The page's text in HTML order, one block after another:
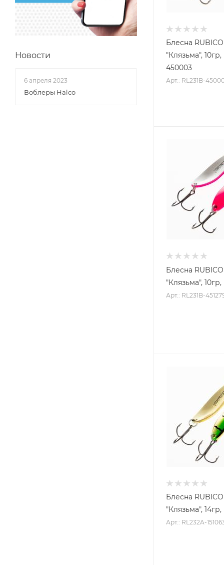
Блесна
"Клязьма",
450003
Арт.: RL231B-
Блесна
"Клязьма",
Арт.: RL231B-
Блесна
"Клязьма", 14гр,
Арт.: RL232A-
Новости
6 апреля 2023
Воблеры Halco